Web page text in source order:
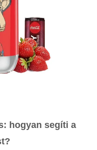
hogyan segíti a